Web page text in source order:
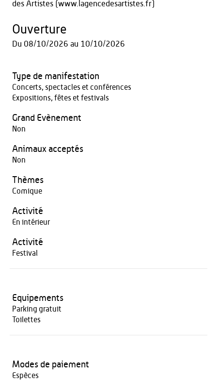
des Artistes (www.lagencedesartistes.fr)
Ouverture
Du 08/10/2026 au 10/10/2026
Type de manifestation
Concerts, spectacles et conférences
Expositions, fêtes et festivals
Grand Evènement
Non
Animaux acceptés
Non
Thèmes
Comique
Activité
En intérieur
Activité
Festival
Equipements
Parking gratuit
Toilettes
Modes de paiement
Espèces